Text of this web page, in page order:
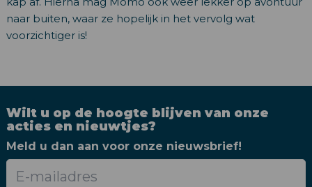
naar buiten, waar ze hopelijk in het vervolg wat
voorzichtiger is!
Wilt u op de hoogte blijven van onze
acties en nieuwtjes?
Meld u dan aan voor onze nieuwsbrief!